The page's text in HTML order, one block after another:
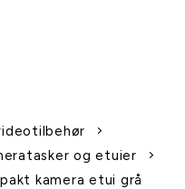
og etuier
kamera etui grå